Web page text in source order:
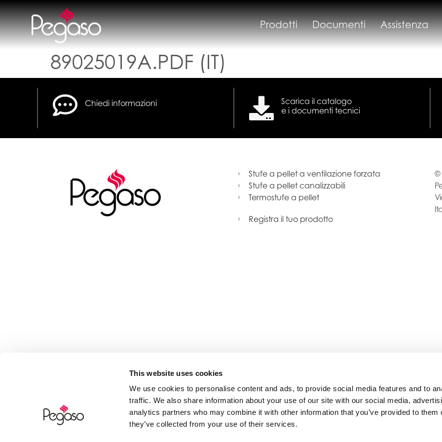
This website uses cookies
We use cookies to personalise content and ads, to provide social media features and to
traffic. We also share information about your use of our site with our social media,
analytics partners who may combine it with other information that you’ve provided to them
they’ve collected from your use of their services.
Prodotti Documenti Assistenza
89025019A.PDF (IT)
Chiedi informazioni
Scarica il catalogo
e i documenti tecnici
Stufe a pellet a ventilazione forzata
Stufe a pellet canalizzabili
Termostufe a pellet
Registra il tuo prodotto
©